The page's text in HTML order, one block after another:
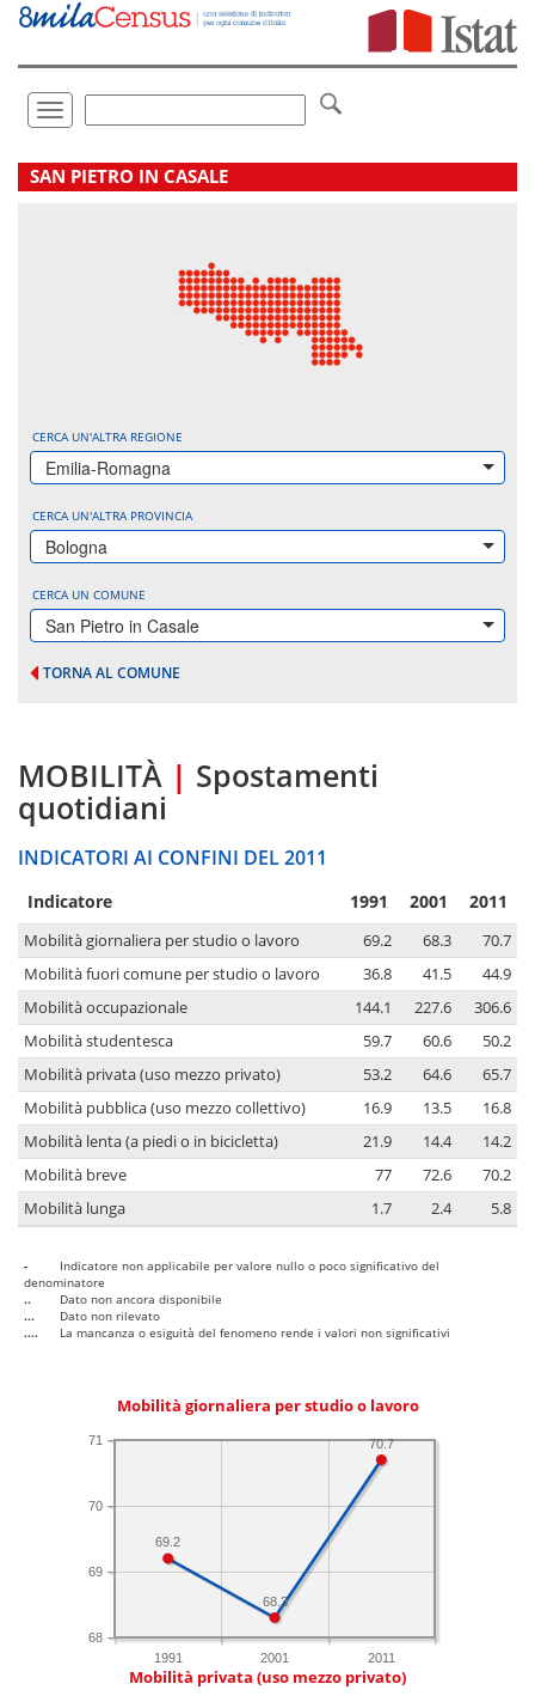
Vai
direttamente
Toggle
navigation
.
SAN PIETRO IN CASALE
CERCA UN'ALTRA REGIONE
Emilia-Romagna
CERCA UN'ALTRA PROVINCIA
Bologna
CERCA UN COMUNE
San Pietro in Casale
TORNA AL COMUNE
MOBILITÀ | Spostamenti
quotidiani
INDICATORI AI CONFINI DEL 2011
Indicatore 1991 2001 2011
Mobilità giornaliera per studio o lavoro 69.2 68.3
70.7
Mobilità fuori comune per studio o lavoro
36.8 41.5
44.9
Mobilità occupazionale
144.1 227.6
306.6
Mobilità studentesca
59.7 60.6
50.2
Mobilità privata (uso mezzo privato)
53.2 64.6
65.7
Mobilità pubblica (uso mezzo collettivo)
16.9 13.5
16.8
Mobilità lenta (a piedi o in bicicletta)
21.9 14.4
14.2
Mobilità breve
77 72.6
70.2
Mobilità lunga
1.7 2.4 5.8
-
Indicatore non applicabile per valore nullo o poco significativo del
denominatore
..
Dato non ancora disponibile
...
Dato non rilevato
....
La mancanza o esiguità del fenomeno rende i valori non significativi
Mobilità giornaliera per studio o lavoro
1991 2001 2011
68
69
70
71 70.7
68.3
69.2
Mobilità privata (uso mezzo privato)